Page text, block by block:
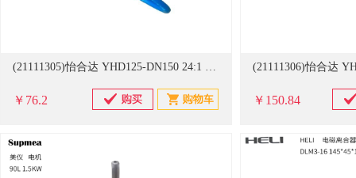
(21111305)怡合达 YHD125-DN150 24:1 传动器(单位：件)
￥76.2 ￥150.84